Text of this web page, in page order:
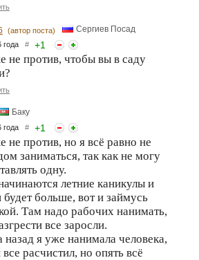
(автор поста) Сергиев Посад
года # +1
не против, чтобы вы в саду
Баку
года # +1
не против, но я всё равно не
заниматься, так как не могу
одну.
летние каникулы и
больше, вот и займусь
Там надо рабочих нанимать,
все заросли.
назад я уже нанимала человека,
расчистил, но опять всё